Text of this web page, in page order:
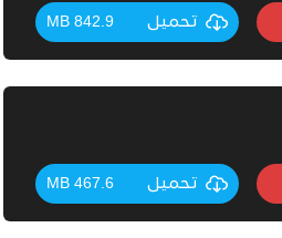
تحميل 842.9 MB
تحميل 467.6 MB